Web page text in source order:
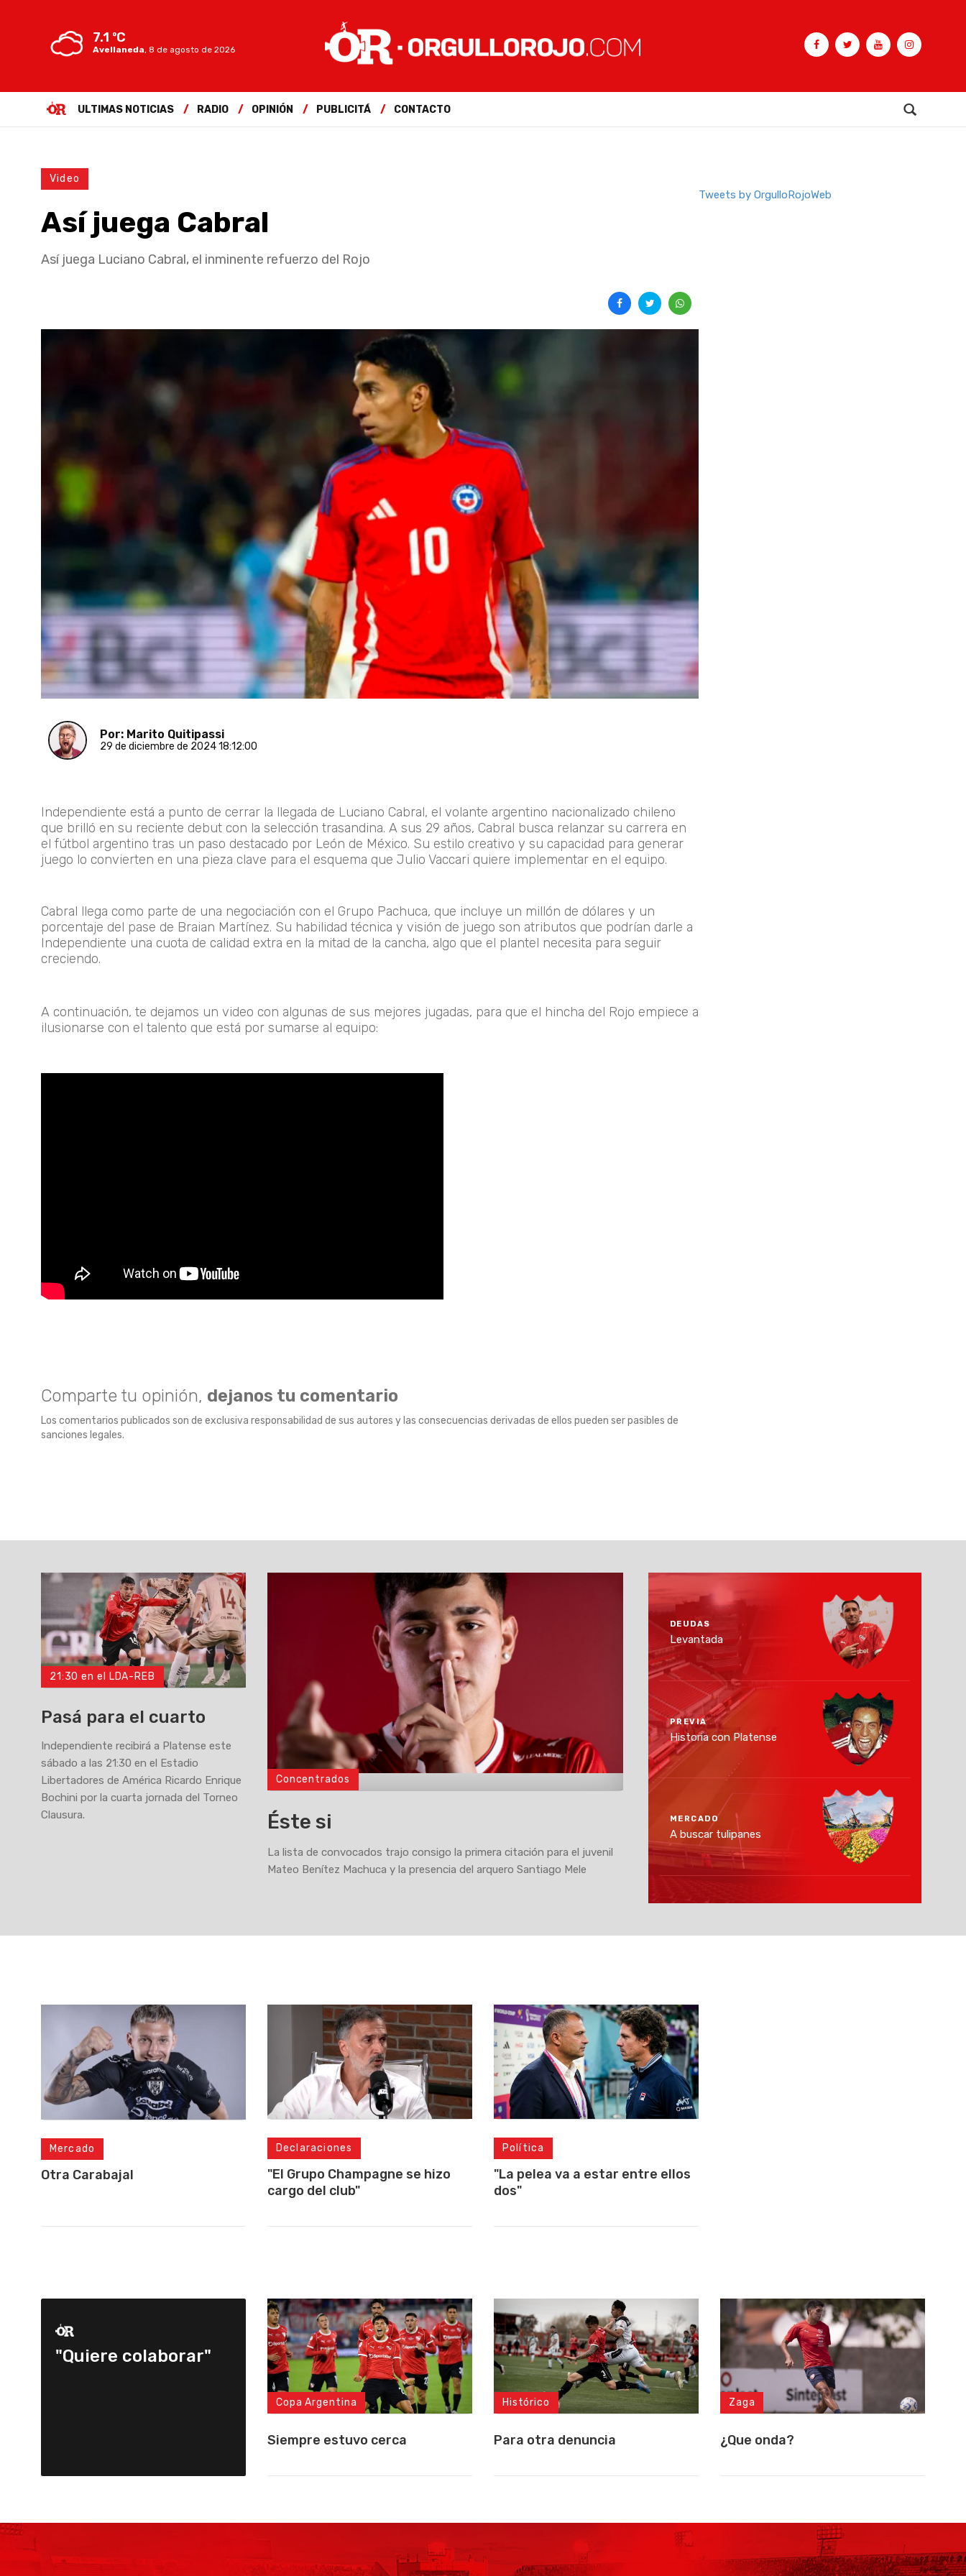
7.1 ºC
Avellaneda, 8 de agosto de 2026
ULTIMAS NOTICIAS RADIO OPINIÓN PUBLICITÁ CONTACTO
Video
Así juega Cabral
Así juega Luciano Cabral, el inminente refuerzo del Rojo
Por: Marito Quitipassi
29 de diciembre de 2024 18:12:00
Independiente está a punto de cerrar la llegada de Luciano Cabral, el volante argentino nacionalizado chileno
que brilló en su reciente debut con la selección trasandina. A sus 29 años, Cabral busca relanzar su carrera en
el fútbol argentino tras un paso destacado por León de México. Su estilo creativo y su capacidad para generar
juego lo convierten en una pieza clave para el esquema que Julio Vaccari quiere implementar en el equipo.
Cabral llega como parte de una negociación con el Grupo Pachuca, que incluye un millón de dólares y un
porcentaje del pase de Braian Martínez. Su habilidad técnica y visión de juego son atributos que podrían darle a
Independiente una cuota de calidad extra en la mitad de la cancha, algo que el plantel necesita para seguir
creciendo.
A continuación, te dejamos un video con algunas de sus mejores jugadas, para que el hincha del Rojo empiece a
ilusionarse con el talento que está por sumarse al equipo:
Comparte tu opinión, dejanos tu comentario
Los comentarios publicados son de exclusiva responsabilidad de sus autores y las consecuencias derivadas de ellos pueden ser pasibles de
sanciones legales.
Tweets by OrgulloRojoWeb
21:30 en el LDA-REB
Pasá para el cuarto
Independiente recibirá a Platense este
sábado a las 21:30 en el Estadio
Libertadores de América Ricardo Enrique
Bochini por la cuarta jornada del Torneo
Clausura.
Concentrados
Éste si
La lista de convocados trajo consigo la primera citación para el juvenil
Mateo Benítez Machuca y la presencia del arquero Santiago Mele
DEUDAS
Levantada
PREVIA
Historia con Platense
MERCADO
A buscar tulipanes
Mercado
Otra Carabajal
Declaraciones
"El Grupo Champagne se hizo
cargo del club"
Política
"La pelea va a estar entre ellos
dos"
"Quiere colaborar"
Copa Argentina
Siempre estuvo cerca
Histórico
Para otra denuncia
Zaga
¿Que onda?